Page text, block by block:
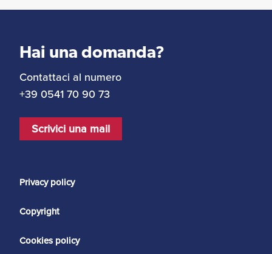
Hai una domanda?
Contattaci al numero
+39 0541 70 90 73
Scrivici una mail
Privacy policy
Copyright
Cookies policy